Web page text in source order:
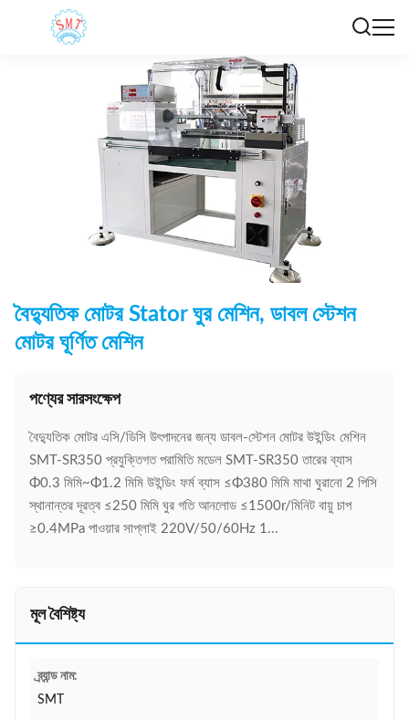
বৈদ্যুতিক মোটর Stator ঘুর মেশিন, ডাবল স্টেশন
মোটর ঘূর্ণিত মেশিন
পণ্যের সারসংক্ষেপ
বৈদ্যুতিক মোটর এসি/ডিসি উৎপাদনের জন্য ডাবল-স্টেশন মোটর উইন্ডিং মেশিন
SMT-SR350 প্রযুক্তিগত পরামিতি মডেল SMT-SR350 তারের ব্যাস
Φ0.3 মিমি~Φ1.2 মিমি উইন্ডিং ফর্ম ব্যাস ≤Φ380 মিমি মাথা ঘুরানো 2 পিসি
স্থানান্তর দূরত্ব ≤250 মিমি ঘুর গতি আনলোড ≤1500r/মিনিট বায়ু চাপ
≥0.4MPa পাওয়ার সাপ্লাই 220V/50/60Hz 1...
মূল বৈশিষ্ট্য
ব্র্যান্ড নাম:
SMT